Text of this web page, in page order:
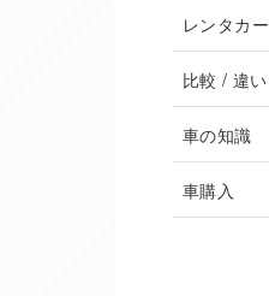
レンタカー
比較 / 違い
車の知識
車購入